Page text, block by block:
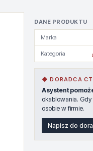
DANE PRODUKTU
Marka
Kategoria
◆ DORADCA
Asystent
okablowania.
osobie w firmie.
Napisz do